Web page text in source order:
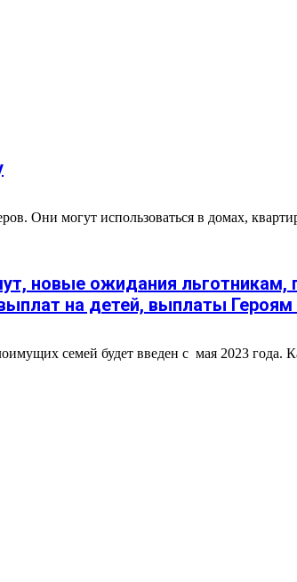
Они могут использоваться в домах,
новые ожидания
на детей, выплаты
семей будет введен с мая 2023 года.